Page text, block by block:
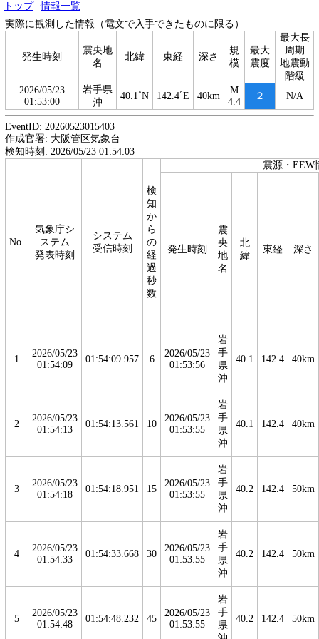
トップ
情報一覧
実際に観測した情報（電文で入手できたものに限る）
発生時刻
震央地
名
北緯 東経 深さ
規
模
最大
震度
最大長
周期
地震動
階級
2026/05/23
01:53:00
岩手県
沖
40.1˚N 142.4˚E 40km
M
4.4
２ N/A
EventID: 20260523015403
作成官署: 大阪管区気象台
検知時刻: 2026/05/23 01:54:03
No.
気象庁シ
ステム
発表時刻
システム
受信時刻
検
知
か
ら
の
経
過
秒
数
震源・EEW
発生時刻
震
央
地
名
北
緯
東経 深さ
1
2026/05/23
01:54:09
01:54:09.957 6
2026/05/23
01:53:56
岩
手
県
沖
40.1 142.4 40km
2
2026/05/23
01:54:13
01:54:13.561 10
2026/05/23
01:53:55
岩
手
県
沖
40.1 142.4 40km
3
2026/05/23
01:54:18
01:54:18.951 15
2026/05/23
01:53:55
岩
手
県
沖
40.2 142.4 50km
4
2026/05/23
01:54:33
01:54:33.668 30
2026/05/23
01:53:55
岩
手
県
沖
40.2 142.4 50km
5
2026/05/23
01:54:48
01:54:48.232 45
2026/05/23
01:53:55
岩
手
県
40.2 142.4 50km